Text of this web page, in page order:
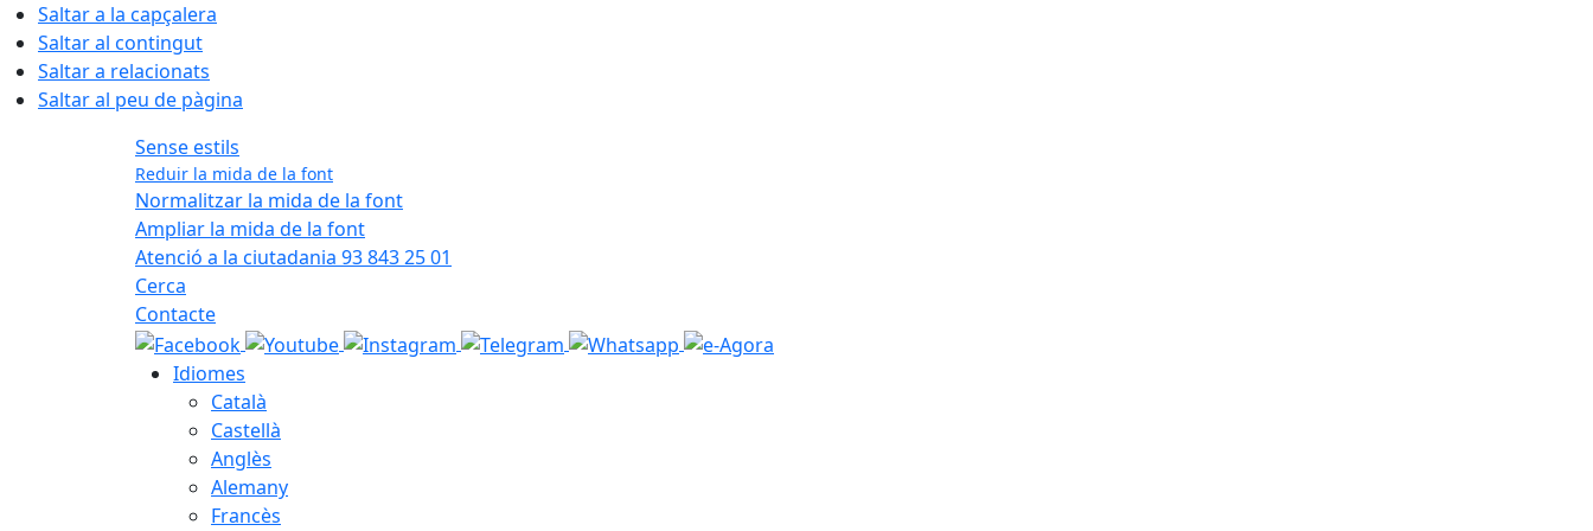
Saltar a la capçalera
Saltar al contingut
Saltar a relacionats
Saltar al peu de pàgina
Sense estils
Reduir la mida de la font
Normalitzar la mida de la font
Ampliar la mida de la font
Atenció a la ciutadania 93 843 25 01
Cerca
Contacte
Idiomes
Català
Castellà
Anglès
Alemany
Francès